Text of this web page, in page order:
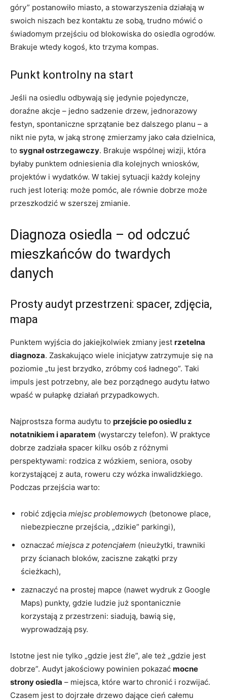
góry” postanowiło miasto, a stowarzyszenia działają w
swoich niszach bez kontaktu ze sobą, trudno mówić o
świadomym przejściu od blokowiska do osiedla ogrodów.
Brakuje wtedy kogoś, kto trzyma kompas.
Punkt kontrolny na start
Jeśli na osiedlu odbywają się jedynie pojedyncze,
doraźne akcje – jedno sadzenie drzew, jednorazowy
festyn, spontaniczne sprzątanie bez dalszego planu – a
nikt nie pyta, w jaką stronę zmierzamy jako cała dzielnica,
to sygnał ostrzegawczy. Brakuje wspólnej wizji, która
byłaby punktem odniesienia dla kolejnych wniosków,
projektów i wydatków. W takiej sytuacji każdy kolejny
ruch jest loterią: może pomóc, ale równie dobrze może
przeszkodzić w szerszej zmianie.
Diagnoza osiedla – od odczuć
mieszkańców do twardych
danych
Prosty audyt przestrzeni: spacer, zdjęcia,
mapa
Punktem wyjścia do jakiejkolwiek zmiany jest rzetelna
diagnoza. Zaskakująco wiele inicjatyw zatrzymuje się na
poziomie „tu jest brzydko, zróbmy coś ładnego”. Taki
impuls jest potrzebny, ale bez porządnego audytu łatwo
wpaść w pułapkę działań przypadkowych.
Najprostsza forma audytu to przejście po osiedlu z
notatnikiem i aparatem (wystarczy telefon). W praktyce
dobrze zadziała spacer kilku osób z różnymi
perspektywami: rodzica z wózkiem, seniora, osoby
korzystającej z auta, roweru czy wózka inwalidzkiego.
Podczas przejścia warto:
robić zdjęcia miejsc problemowych (betonowe place,
niebezpieczne przejścia, „dzikie” parkingi),
oznaczać miejsca z potencjałem (nieużytki, trawniki
przy ścianach bloków, zaciszne zakątki przy
ścieżkach),
zaznaczyć na prostej mapce (nawet wydruk z Google
Maps) punkty, gdzie ludzie już spontanicznie
korzystają z przestrzeni: siadują, bawią się,
wyprowadzają psy.
Istotne jest nie tylko „gdzie jest źle”, ale też „gdzie jest
dobrze”. Audyt jakościowy powinien pokazać mocne
strony osiedla – miejsca, które warto chronić i rozwijać.
Czasem jest to dojrzałe drzewo dające cień całemu